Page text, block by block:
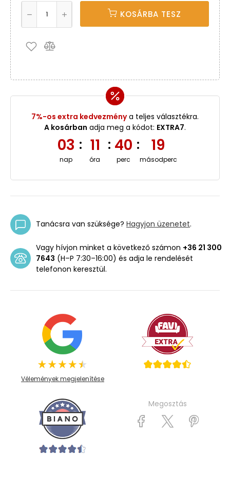
KOSÁRBA TESZ
7%-os extra kedvezménya teljes választékra.
A kosárban adja meg a kódot: EXTRA7.
03
nap
: 11
óra
: 40
perc
: 18
másodperc
Tanácsra van szüksége? Hagyjon üzenetet.
Vagy hívjon minket a következő számon +36 21 300
7643 (H–P 7:30–16:00) és adja le rendelését
telefonon keresztül.
Vélemények megjelenítése
Megosztás